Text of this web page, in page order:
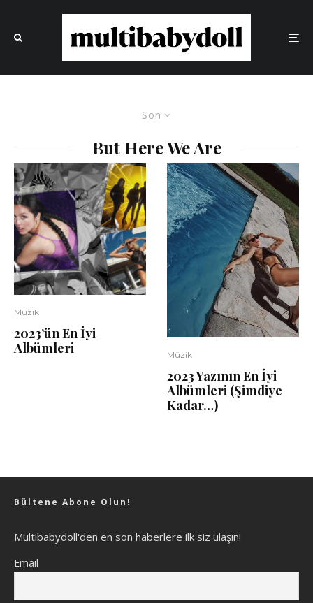
Son
But Here We Are
Müzik
2023’ün En İyi
Albümleri
Müzik
2023 Yazının En İyi
Albümleri (Şimdiye
Kadar…)
Bültene Abone Olun!
Multibabydoll'den en son haberlere ilk siz ulaşın!
Email